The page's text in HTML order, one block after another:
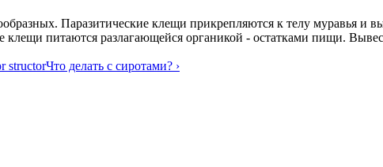
Паразитические клещи прикрепляются к телу муравья и
клещи питаются разлагающейся органикой - остатками пищи.
structorЧто делать с сиротами? ›